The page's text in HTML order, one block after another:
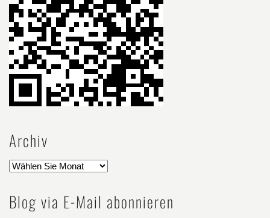
Archiv
Blog via E-Mail abonnieren